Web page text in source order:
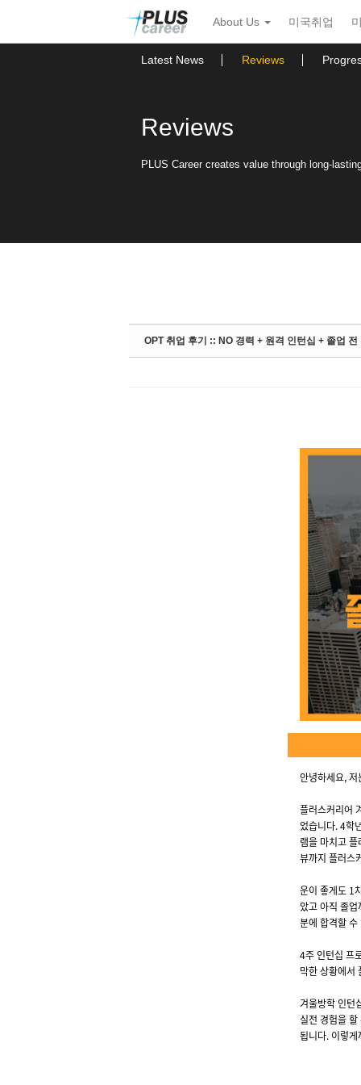
뉴
토
About Us 미국취업
Latest News Reviews
Reviews
PLUS Career creates value through long-
OPT 취업 후기 :: NO 경력 + 원격 인턴십 + 졸업 전
안녕하세요,저
플러스커리어
었습니다. 4학
램을 마치고
뷰까지 플러스
운이 좋게도 1
았고 아직 졸
분에 합격할 수
4주 인턴십 프
막한 상황에서
겨울방학 인턴
실전 경험을
됩니다. 이렇